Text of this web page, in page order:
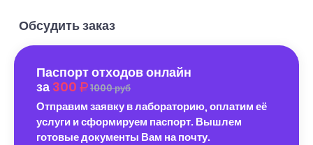
Обсудить заказ
Паспорт отходов онлайн
за 300 1000 руб
Отправим заявку в лабораторию, оплатим её
услуги и сформируем паспорт. Вышлем
готовые документы Вам на почту.